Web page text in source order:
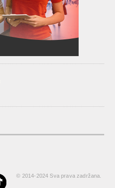
© 2014-2024 Sva prava zadržana.